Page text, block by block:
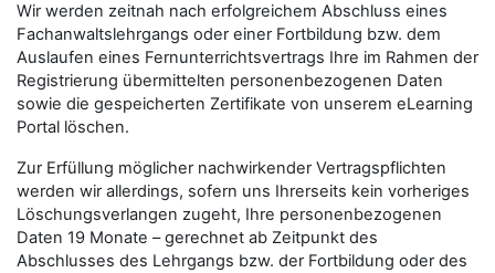
Wir werden zeitnah nach erfolgreichem Abschluss eines
Fachanwaltslehrgangs oder einer Fortbildung bzw. dem
Auslaufen eines Fernunterrichtsvertrags Ihre im Rahmen der
Registrierung übermittelten personenbezogenen Daten
sowie die gespeicherten Zertifikate von unserem eLearning
Portal löschen.
Zur Erfüllung möglicher nachwirkender Vertragspflichten
werden wir allerdings, sofern uns Ihrerseits kein vorheriges
Löschungsverlangen zugeht, Ihre personenbezogenen
Daten 19 Monate – gerechnet ab Zeitpunkt des
Abschlusses des Lehrgangs bzw. der Fortbildung oder des